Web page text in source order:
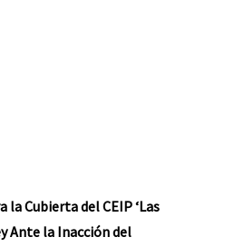
Cubierta del CEIP ‘Las
Ante la Inacción del